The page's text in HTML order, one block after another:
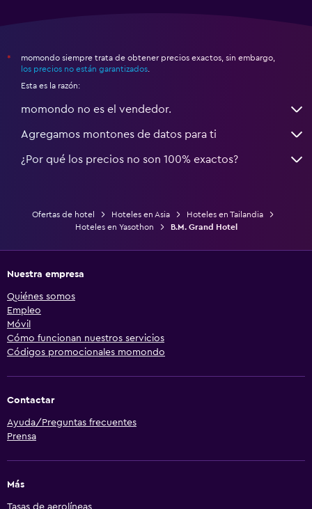
*
momondo siempre trata de obtener precios exactos, sin embargo,
los precios no están garantizados
Esta es la razón:
momondo no es el vendedor.
Agregamos montones de datos para ti
¿Por qué los precios no son 100% exactos?
Ofertas de hotel Hoteles en Asia
Hoteles en Tailandia
Hoteles en Yasothon
B.M. Grand Hotel
Nuestra empresa
Quiénes somos
Empleo
Móvil
Cómo funcionan nuestros servicios
Códigos promocionales momondo
Contactar
Ayuda/Preguntas frecuentes
Prensa
Más
Tasas de aerolíneas